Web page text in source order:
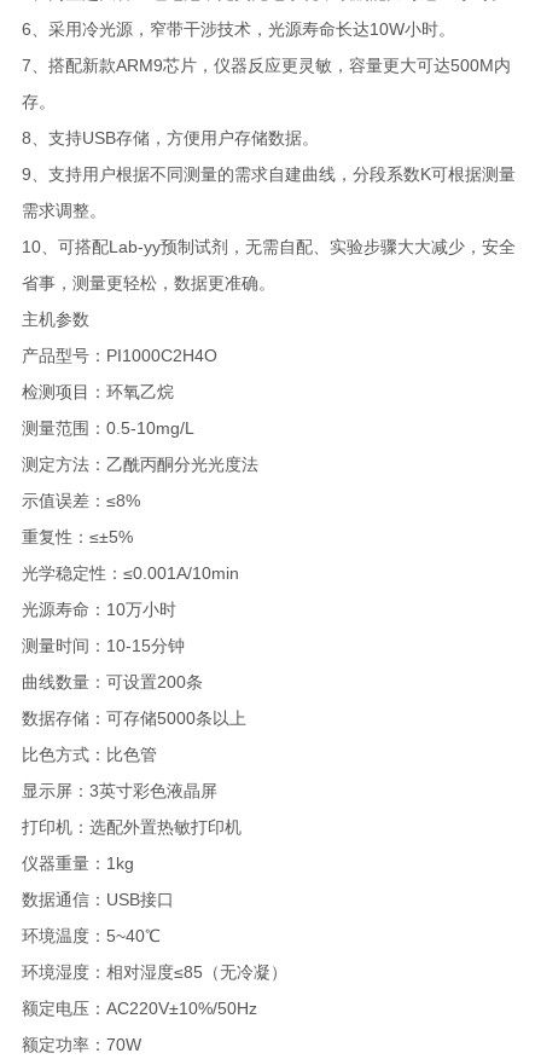
6、采用冷光源，窄带干涉技术，光源寿命长达10W小时。
7、搭配新款ARM9芯片，仪器反应更灵敏，容量更大可达500M内
存。
8、支持USB存储，方便用户存储数据。
9、支持用户根据不同测量的需求自建曲线，分段系数K可根据测量
需求调整。
10、可搭配Lab-yy预制试剂，无需自配、实验步骤大大减少，安全
省事，测量更轻松，数据更准确。
主机参数
产品型号：PI1000C2H4O
检测项目：环氧乙烷
测量范围：0.5-10mg/L
测定方法：乙酰丙酮分光光度法
示值误差：≤8%
重复性：≤±5%
光学稳定性：≤0.001A/10min
光源寿命：10万小时
测量时间：10-15分钟
曲线数量：可设置200条
数据存储：可存储5000条以上
比色方式：比色管
显示屏：3英寸彩色液晶屏
打印机：选配外置热敏打印机
仪器重量：1kg
数据通信：USB接口
环境温度：5~40℃
环境湿度：相对湿度≤85（无冷凝）
额定电压：AC220V±10%/50Hz
额定功率：70W